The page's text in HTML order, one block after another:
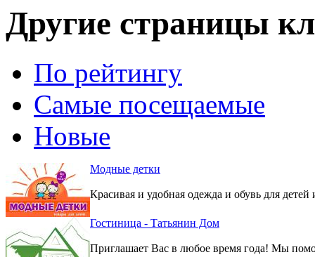
Другие страницы
По рейтингу
Самые посещаемые
Новые
Модные детки
Красивая и удобная одежда и обувь для детей
Гостиница - Татьянин Дом
Приглашает Вас в любое время года! Мы